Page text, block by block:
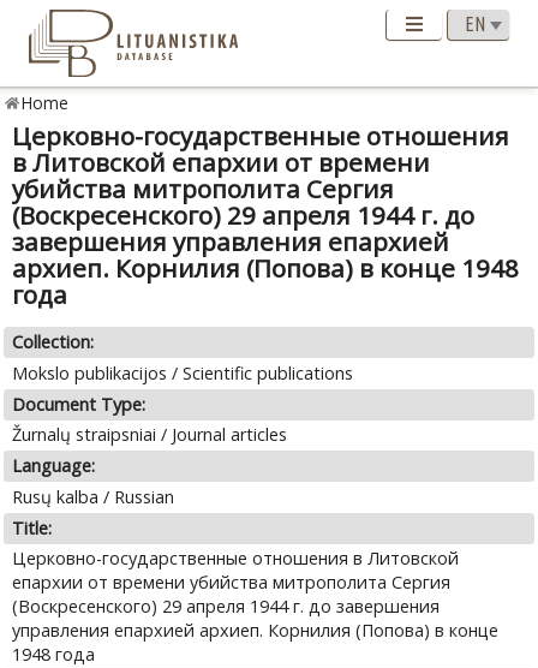
Home
Церковно-государственные отношения
в Литовской епархии от времени
убийства митрополита Сергия
(Воскресенского) 29 апреля 1944 г. до
завершения управления епархией
архиеп. Корнилия (Попова) в конце 1948
года
Collection:
Mokslo publikacijos / Scientific publications
Document Type:
Žurnalų straipsniai / Journal articles
Language:
Rusų kalba / Russian
Title:
Церковно-государственные отношения в Литовской
епархии от времени убийства митрополита Сергия
(Воскресенского) 29 апреля 1944 г. до завершения
управления епархией архиеп. Корнилия (Попова) в конце
1948 года